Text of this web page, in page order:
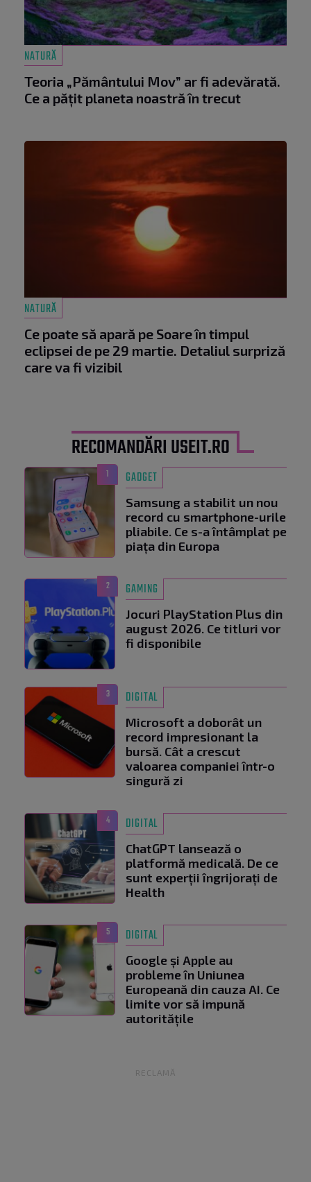
NATURĂ
Teoria „Pământului Mov” ar fi adevărată.
Ce a pățit planeta noastră în trecut
NATURĂ
Ce poate să apară pe Soare în timpul
eclipsei de pe 29 martie. Detaliul surpriză
care va fi vizibil
RECOMANDĂRI USEIT.RO
1 GADGET
Samsung a stabilit un nou
record cu smartphone-urile
pliabile. Ce s-a întâmplat pe
piața din Europa
2 GAMING
Jocuri PlayStation Plus din
august 2026. Ce titluri vor
fi disponibile
3 DIGITAL
Microsoft a doborât un
record impresionant la
bursă. Cât a crescut
valoarea companiei într-o
singură zi
4 DIGITAL
ChatGPT lansează o
platformă medicală. De ce
sunt experții îngrijorați de
Health
5 DIGITAL
Google și Apple au
probleme în Uniunea
Europeană din cauza AI. Ce
limite vor să impună
autoritățile
RECLAMĂ